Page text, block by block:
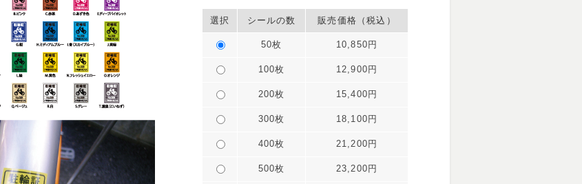
選択 シールの数 販売価格（税込）
50枚 10,850円
100枚 12,900円
200枚 15,400円
300枚 18,100円
400枚 21,200円
500枚 23,200円